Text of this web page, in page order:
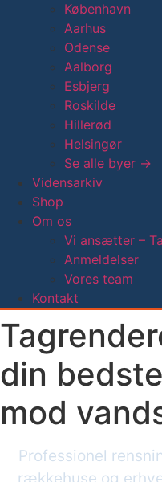
København
Aarhus
Odense
Aalborg
Esbjerg
Roskilde
Hillerød
Helsingør
Se alle byer →
Vidensarkiv
Shop
Om os
Vi ansætter –
Anmeldelser
Vores team
Kontakt
din
mod
Professionel